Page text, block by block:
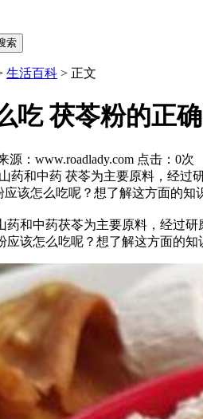
生活百科 > 正文
吃 茯苓粉的正
源：www.roadlady.com 点击： 0次
药和中药 茯苓为主要原料，经
该怎么吃呢？想了解这方面的知
药和中药茯苓为主要原料，经过
该怎么吃呢？想了解这方面的知